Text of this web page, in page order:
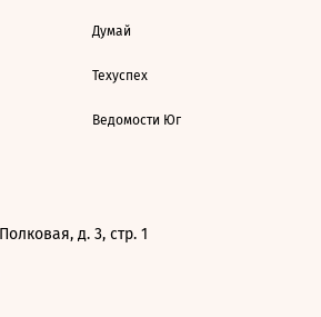
Думай
Техуспех
Ведомости Юг
д. 3, стр. 1